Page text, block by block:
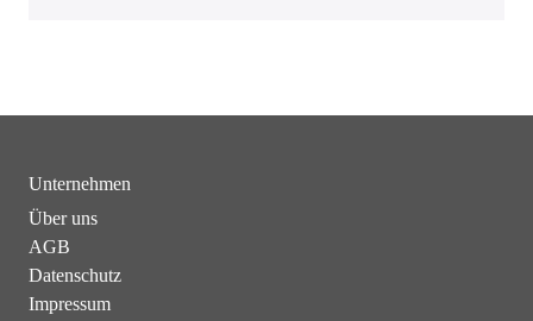
Unternehmen
Über uns
AGB
Datenschutz
Impressum